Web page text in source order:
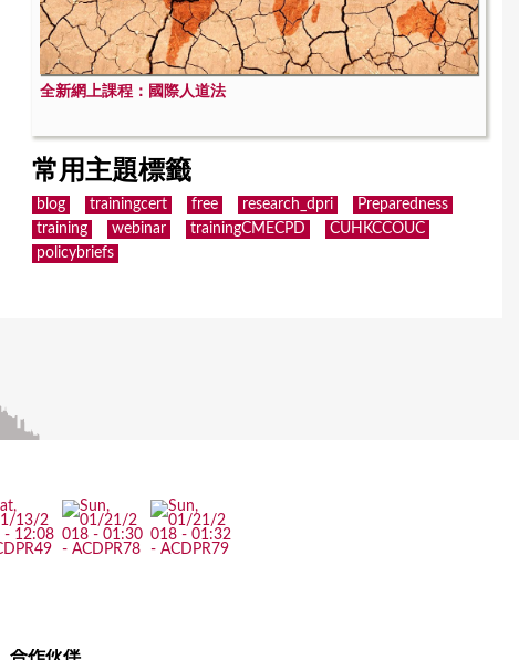
全新網上課程：國際人道法
常用主題標籤
blog trainingcert free research_dpri
Preparedness
training
webinar trainingCMECPD
CUHKCCOUC
policybriefs